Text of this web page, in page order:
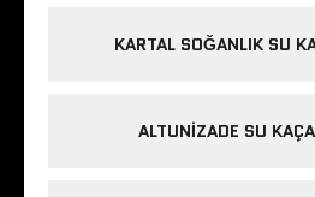
KARTAL SOĞANLIK SU
ALTUNIZADE SU